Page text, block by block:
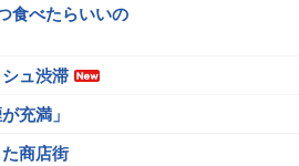
食べたらいいの
ュ渋滞
充満」
商店街